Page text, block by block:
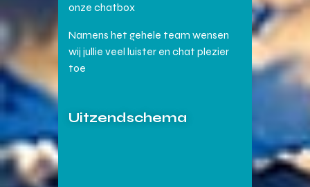
onze chatbox
Namens het gehele team wensen
wij jullie veel luister en chat plezier
toe
Uitzendschema